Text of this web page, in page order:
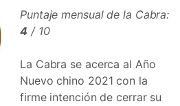
Puntaje mensual de la Cabra:
4 / 10
La Cabra se acerca al Año
Nuevo chino 2021 con la
firme intención de cerrar su